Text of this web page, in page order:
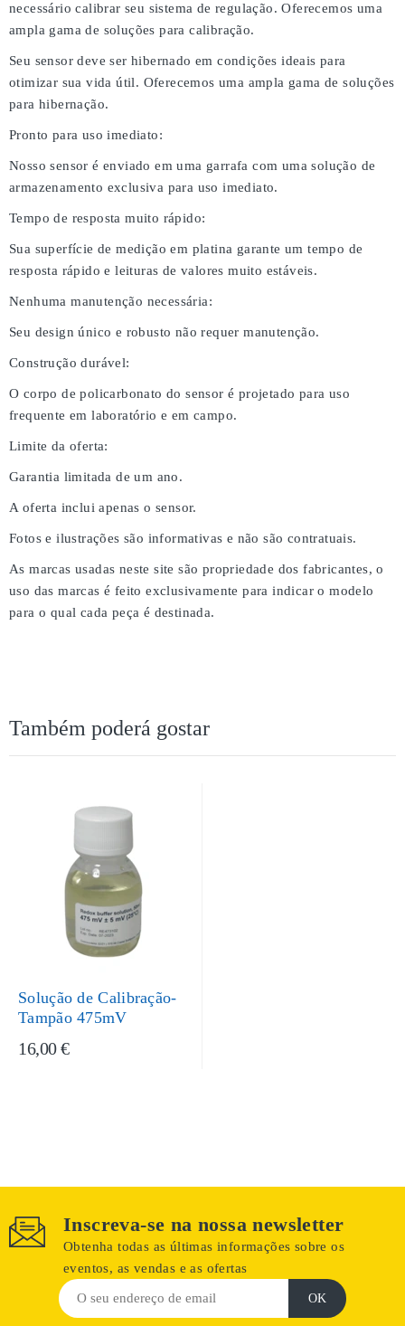
necessário calibrar seu sistema de regulação. Oferecemos uma
ampla gama de soluções para calibração.
Seu sensor deve ser hibernado em condições ideais para
otimizar sua vida útil. Oferecemos uma ampla gama de soluções
para hibernação.
Pronto para uso imediato:
Nosso sensor é enviado em uma garrafa com uma solução de
armazenamento exclusiva para uso imediato.
Tempo de resposta muito rápido:
Sua superfície de medição em platina garante um tempo de
resposta rápido e leituras de valores muito estáveis.
Nenhuma manutenção necessária:
Seu design único e robusto não requer manutenção.
Construção durável:
O corpo de policarbonato do sensor é projetado para uso
frequente em laboratório e em campo.
Limite da oferta:
Garantia limitada de um ano.
A oferta inclui apenas o sensor.
Fotos e ilustrações são informativas e não são contratuais.
As marcas usadas neste site são propriedade dos fabricantes, o
uso das marcas é feito exclusivamente para indicar o modelo
para o qual cada peça é destinada.
Também poderá gostar
Solução de Calibração-
Tampão 475mV
16,00 €
Inscreva-se na nossa newsletter
Obtenha todas as últimas informações sobre os
eventos, as vendas e as ofertas